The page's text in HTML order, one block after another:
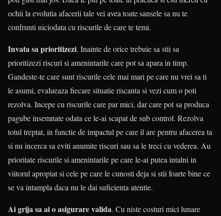
ochii la evolutia afacerii tale vei avea toate sansele sa nu te
confrunti niciodata cu riscurile de care te temi.
Invata sa prioritizezi. Inainte de orice trebuie sa stii sa
prioritizezi riscuri si amenintarile care pot sa apara in timp.
Gandeste-te care sunt riscurile cele mai mari pe care nu vrei sa ti
le asumi, evalueaza fiecare situatie riscanta si vezi cum o poti
rezolva. Incepe cu riscurile care par mici, dar care pot sa produca
pagube insemnate odata ce le-ai scapat de sub control. Rezolva
totul treptat, in functie de impactul pe care il are pentru afacerea ta
si nu incerca sa eviti anumite riscuri sau sa le treci cu vederea. Au
prioritate riscurile si amenintarile pe care le-ai putea intalni in
viitorul apropiat si cele pe care le cunosti deja si stii foarte bine ce
se va intampla daca nu le dai suficienta atentie.
Ai grija sa ai o asigurare valida. Cu niste costuri mici lunare